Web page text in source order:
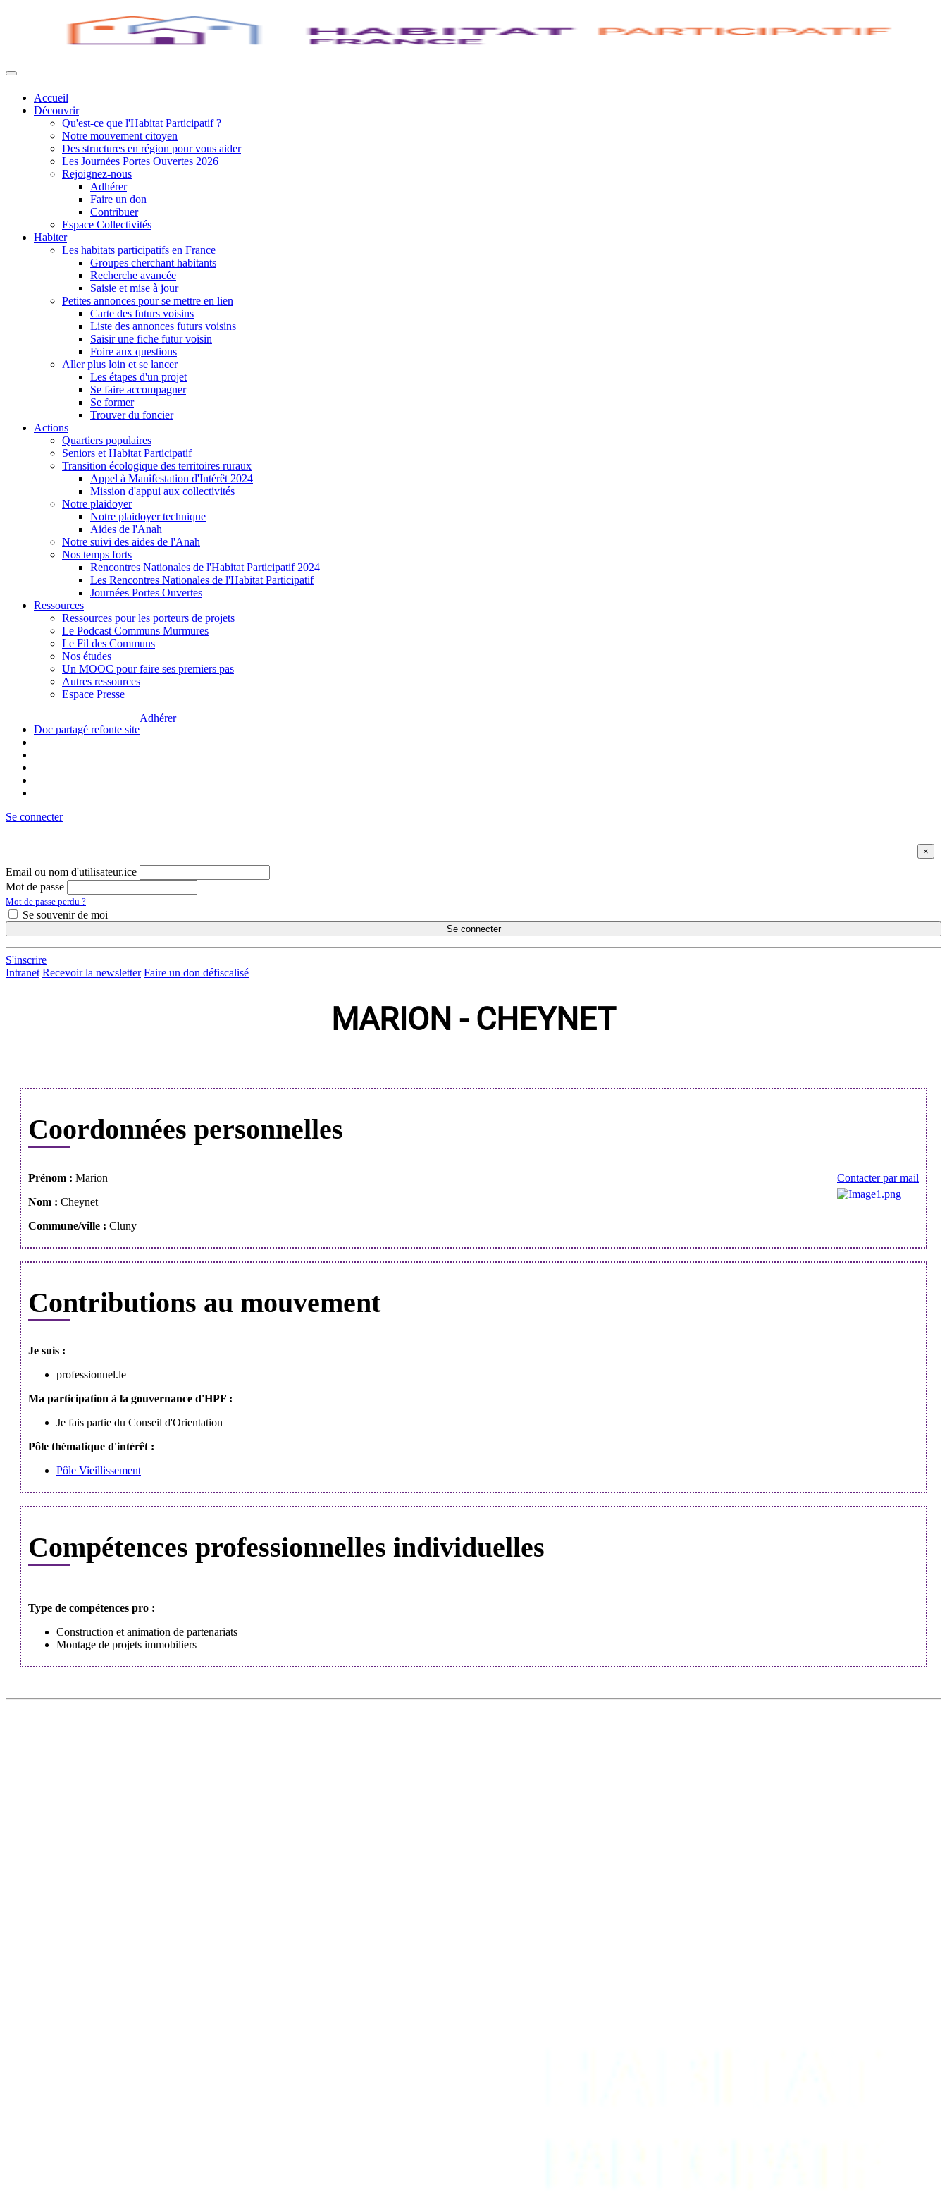
Accueil
Découvrir
Qu'est-ce que l'Habitat Participatif ?
Notre mouvement citoyen
Des structures en région pour vous aider
Les Journées Portes Ouvertes 2026
Rejoignez-nous
Adhérer
Faire un don
Contribuer
Espace Collectivités
Habiter
Les habitats participatifs en France
Groupes cherchant habitants
Recherche avancée
Saisie et mise à jour
Petites annonces pour se mettre en lien
Carte des futurs voisins
Liste des annonces futurs voisins
Saisir une fiche futur voisin
Foire aux questions
Aller plus loin et se lancer
Les étapes d'un projet
Se faire accompagner
Se former
Trouver du foncier
Actions
Quartiers populaires
Seniors et Habitat Participatif
Transition écologique des territoires ruraux
Appel à Manifestation d'Intérêt 2024
Mission d'appui aux collectivités
Notre plaidoyer
Notre plaidoyer technique
Aides de l'Anah
Notre suivi des aides de l'Anah
Nos temps forts
Rencontres Nationales de l'Habitat Participatif 2024
Les Rencontres Nationales de l'Habitat Participatif
Journées Portes Ouvertes
Ressources
Ressources pour les porteurs de projets
Le Podcast Communs Murmures
Le Fil des Communs
Nos études
Un MOOC pour faire ses premiers pas
Autres ressources
Espace Presse
Doc partagé refonte site
Adhérer
Se connecter
Email ou nom d'utilisateur.ice
Mot de passe
Mot de passe perdu ?
Se souvenir de moi
Se connecter
S'inscrire
Intranet Recevoir la newsletter Faire un don défiscalisé
MARION - CHEYNET
Coordonnées personnelles
Contacter par mail
Prénom : Marion
Nom : Cheynet
Commune/ville : Cluny
Contributions au mouvement
Je suis :
professionnel.le
Ma participation à la gouvernance d'HPF :
Je fais partie du Conseil d'Orientation
Pôle thématique d'intérêt :
Pôle Vieillissement
Compétences professionnelles individuelles
Type de compétences pro :
Construction et animation de partenariats
Montage de projets immobiliers